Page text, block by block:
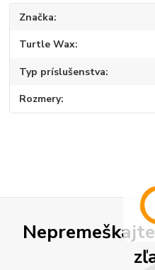
Značka
Turtle Wax
Typ príslušenstva
Rozmery